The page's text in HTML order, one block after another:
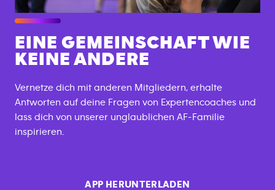
EINE GEMEINSCHAFT WIE
KEINE ANDERE
Vernetze dich mit anderen Mitgliedern, erhalte
Antworten auf deine Fragen von Expertencoaches und
lass dich von unserer unglaublichen AF-Familie
inspirieren.
APP HERUNTERLADEN